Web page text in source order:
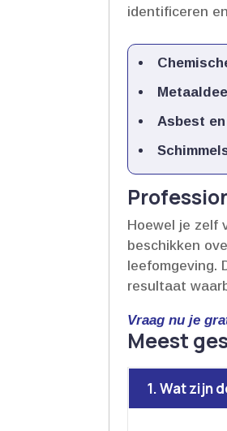
identificeren
Asbest
Hoewel je zelf
beschikken
leefomgeving.​
resultaat
Vraag nu je
Meest
1. Wat zijn